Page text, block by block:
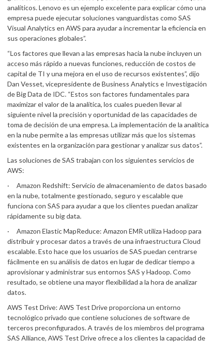
analíticos. Lenovo es un ejemplo excelente para explicar cómo una
empresa puede ejecutar soluciones vanguardistas como SAS
Visual Analytics en AWS para ayudar a incrementar la eficiencia en
sus operaciones globales”.
“Los factores que llevan a las empresas hacia la nube incluyen un
acceso más rápido a nuevas funciones, reducción de costos de
capital de TI y una mejora en el uso de recursos existentes”, dijo
Dan Vesset, vicepresidente de Business Analytics e Investigación
de Big Data de IDC. “Estos son factores fundamentales para
maximizar el valor de la analítica, los cuales pueden llevar al
siguiente nivel la precisión y oportunidad de las capacidades de
toma de decisión de una empresa. La implementación de la analítica
en la nube permite a las empresas utilizar más que los sistemas
existentes en la organización para gestionar y analizar sus datos”.
Las soluciones de SAS trabajan con los siguientes servicios de
AWS:
· Amazon Redshift: Servicio de almacenamiento de datos basado
en la nube, totalmente gestionado, seguro y escalable que
funciona con SAS para ayudar a que los clientes puedan analizar
rápidamente su big data.
· Amazon Elastic MapReduce: Amazon EMR utiliza Hadoop para
distribuir y procesar datos a través de una infraestructura Cloud
escalable. Esto hace que los usuarios de SAS puedan centrarse
fácilmente en su análisis de datos en lugar de dedicar tiempo a
aprovisionar y administrar sus entornos SAS y Hadoop. Como
resultado, se obtiene una mayor flexibilidad a la hora de analizar
datos.
AWS Test Drive: AWS Test Drive proporciona un entorno
tecnológico privado que contiene soluciones de software de
terceros preconfigurados. A través de los miembros del programa
SAS Alliance, AWS Test Drive ofrece a los clientes la capacidad de